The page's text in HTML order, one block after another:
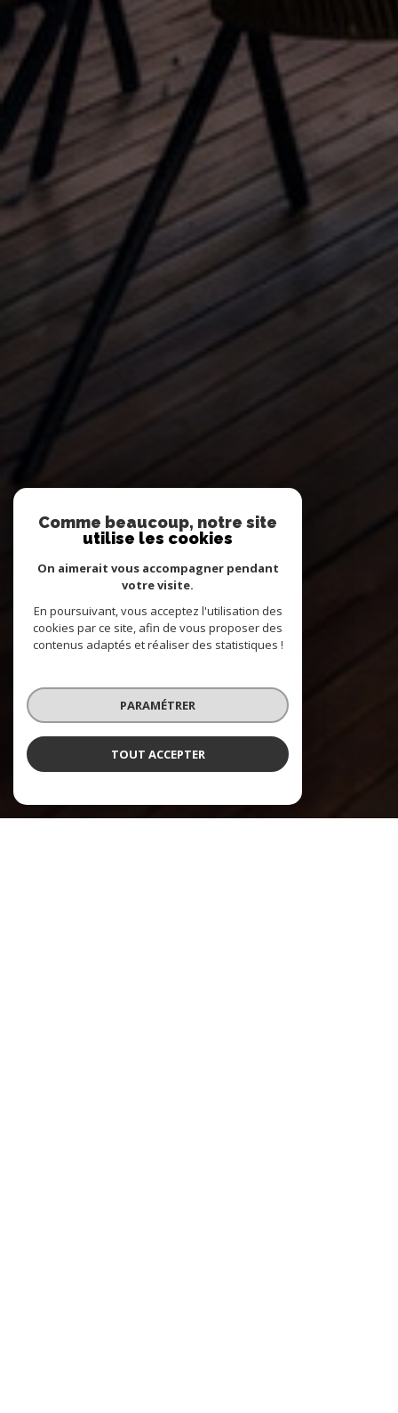
Comme beaucoup, notre site
utilise les cookies
On aimerait vous accompagner pendant
votre visite.
En poursuivant, vous acceptez l'utilisation des
cookies par ce site, afin de vous proposer des
contenus adaptés et réaliser des statistiques !
PARAMÉTRER
TOUT ACCEPTER